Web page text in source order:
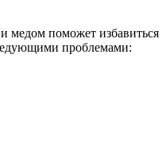
медом поможет избавиться
проблемами: